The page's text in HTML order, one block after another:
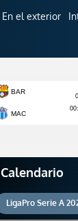
En el exterior
Calendario
LigaPro Serie A